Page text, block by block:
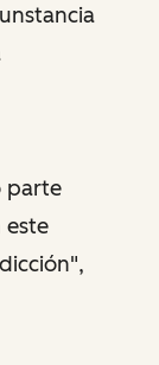
parte
este